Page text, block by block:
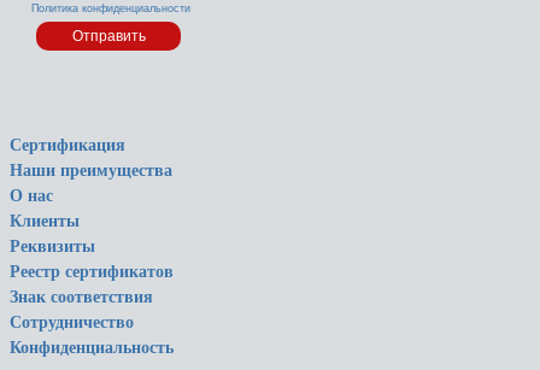
Политика конфиденциальности
Сертификация
Наши преимущества
О нас
Клиенты
Реквизиты
Реестр сертификатов
Знак соответствия
Сотрудничество
Конфиденциальность